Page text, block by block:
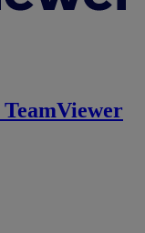
TeamViewer